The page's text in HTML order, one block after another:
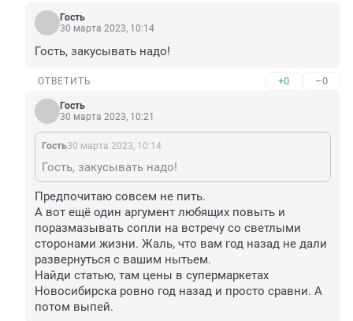
Гость
30 марта 2023, 10:14
Гость, закусывать надо!
ОТВЕТИТЬ +0 –0
Гость
30 марта 2023, 10:21
Гость30 марта 2023, 10:14
Гость, закусывать надо!
Предпочитаю совсем не пить.
А вот ещё один аргумент любящих повыть и
поразмазывать сопли на встречу со светлыми
сторонами жизни. Жаль, что вам год назад не дали
развернуться с вашим нытьем.
Найди статью, там цены в супермаркетах
Новосибирска ровно год назад и просто сравни. А
потом выпей.